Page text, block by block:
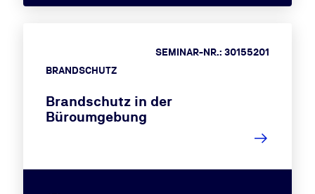
BRANDSCHUTZ
SEMINAR-NR.: 30155201
Brandschutz in der
Büroumgebung